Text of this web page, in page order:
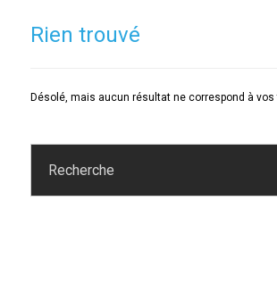
Rien trouvé
Désolé, mais aucun résultat ne correspond à